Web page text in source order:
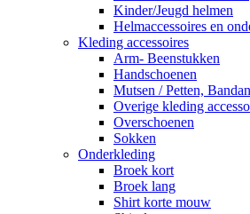
Kinder/Jeugd helmen
Helmaccessoires en
Kleding accessoires
Arm- Beenstukken
Handschoenen
Mutsen / Petten,
Overige kleding
Overschoenen
Sokken
Onderkleding
Broek kort
Broek lang
Shirt korte mouw